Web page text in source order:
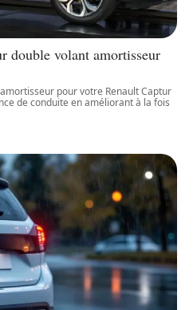
double volant amortisseur
pour votre Renault Captur
de conduite en améliorant à la fois